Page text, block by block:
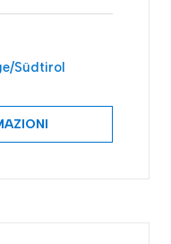
Südtirol